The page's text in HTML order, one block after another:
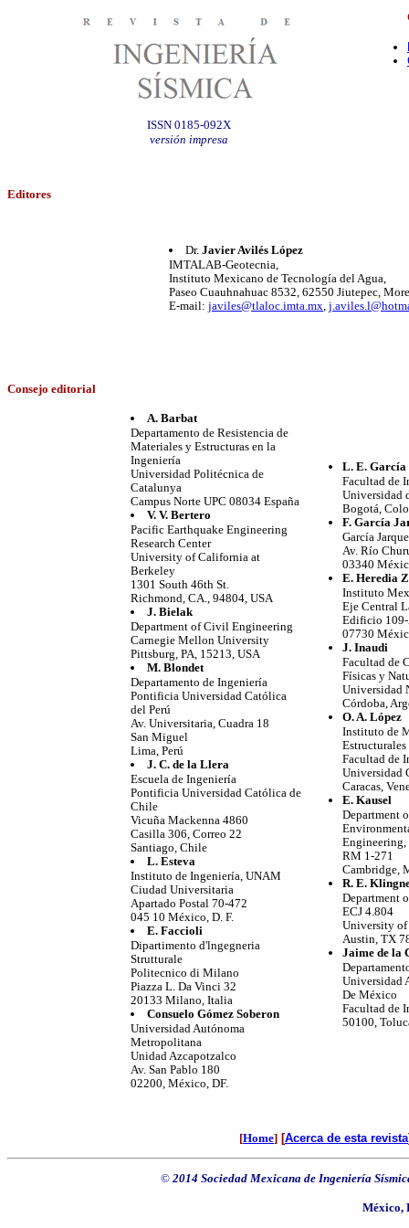
ISSN 0185-092X
versión impresa
Editores
Dr. Javier Avilés López
IMTALAB-Geotecnia,
Instituto Mexicano de Tecnología del Agua,
Paseo Cuauhnahuac 8532, 62550 Jiutepec,
E-mail: javiles@tlaloc.imta.mx
Consejo editorial
A. Barbat
Departamento de Resistencia de
Materiales y Estructuras en la
Ingeniería
Universidad Politécnica de
Catalunya
Campus Norte UPC 08034 España
V. V. Bertero
Pacific Earthquake Engineering
Research Center
University of California at
Berkeley
1301 South 46th St.
Richmond, CA., 94804, USA
J. Bielak
Department of Civil Engineering
Carnegie Mellon University
Pittsburg, PA, 15213, USA
M. Blondet
Departamento de Ingeniería
Pontificia Universidad Católica
del Perú
Av. Universitaria, Cuadra 18
San Miguel
Lima, Perú
J. C. de la Llera
Escuela de Ingeniería
Pontificia Universidad Católica de
Chile
Vicuña Mackenna 4860
Casilla 306, Correo 22
Santiago, Chile
L. Esteva
Instituto de Ingeniería, UNAM
Ciudad Universitaria
Apartado Postal 70-472
045 10 México, D. F.
E. Faccioli
Dipartimento d'lngegneria
Strutturale
Politecnico di Milano
Piazza L. Da Vinci 32
20133 Milano, Italia
Consuelo Gómez Soberon
Universidad Autónoma
Metropolitana
Unidad Azcapotzalco
Av. San Pablo 180
02200, México, DF.
L. E. García
Facultad de
Universidad
Bogotá,
F. García
García
Av. Río
03340
E. Heredia
Instituto
Eje Central
Edificio
07730
J. Inaudi
Facultad de
Físicas y
Universidad
Córdoba,
O. A. López
Instituto de
Facultad de
Universidad
Caracas,
E. Kausel
Department
RM 1-271
Cambridge,
R. E.
Department
ECJ 4.804
University of
Austin, TX
Jaime de la
Universidad
De México
Facultad de
50100,
[Home] [Acerca de esta revista
©2014 Sociedad Mexicana de Ingeniería
México,